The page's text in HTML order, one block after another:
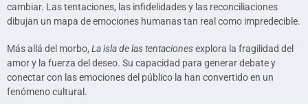
cambiar. Las tentaciones, las infidelidades y las reconciliaciones
dibujan un mapa de emociones humanas tan real como impredecible.
Más allá del morbo, La isla de las tentacionesexplora la fragilidad del
amor y la fuerza del deseo. Su capacidad para generar debate y
conectar con las emociones del público la han convertido en un
fenómeno cultural.